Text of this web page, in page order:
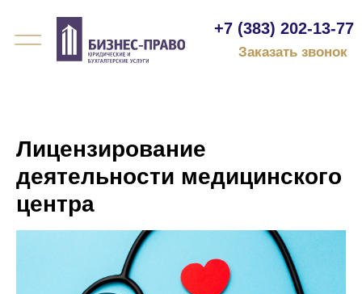
+7 (383) 202-13-77
Заказать звонок
Лицензирование
деятельности медицинского
центра